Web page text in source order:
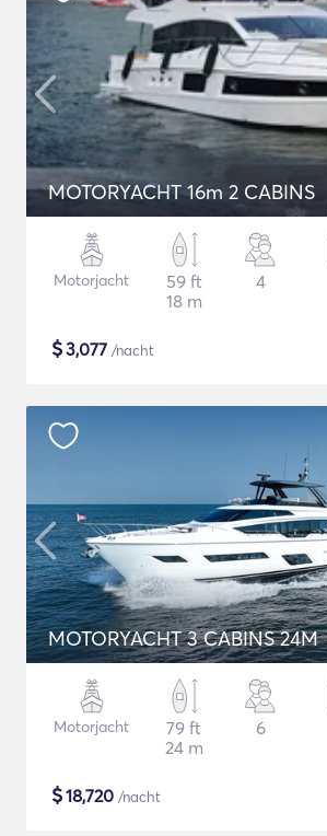
MOTORYACHT 16m 2 CABINS
Motorjacht
59 ft
18 m
4
$3,077 /nacht
MOTORYACHT 3 CABINS 24M
Motorjacht
79 ft
24 m
6
$18,720 /nacht